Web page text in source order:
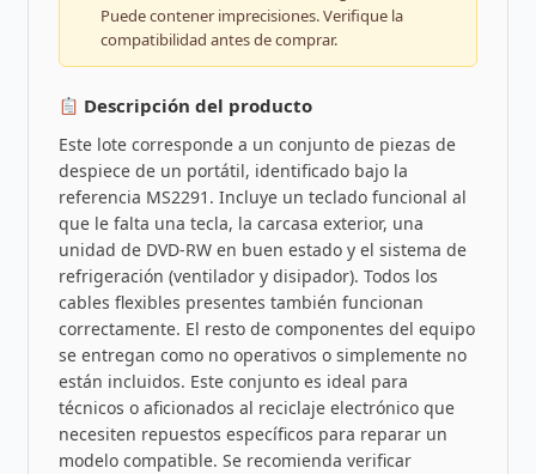
Puede contener imprecisiones. Verifique la
compatibilidad antes de comprar.
Descripción del producto
Este lote corresponde a un conjunto de piezas de
despiece de un portátil, identificado bajo la
referencia MS2291. Incluye un teclado funcional al
que le falta una tecla, la carcasa exterior, una
unidad de DVD-RW en buen estado y el sistema de
refrigeración (ventilador y disipador). Todos los
cables flexibles presentes también funcionan
correctamente. El resto de componentes del equipo
se entregan como no operativos o simplemente no
están incluidos. Este conjunto es ideal para
técnicos o aficionados al reciclaje electrónico que
necesiten repuestos específicos para reparar un
modelo compatible. Se recomienda verificar